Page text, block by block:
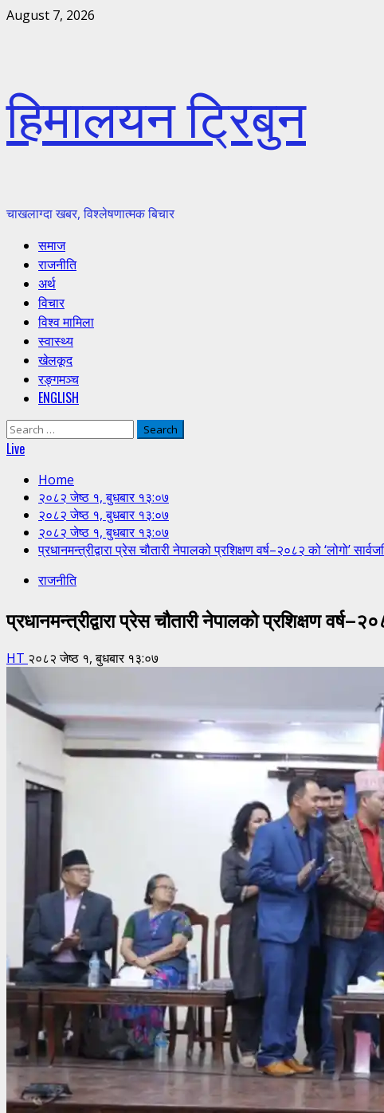
Skip
August 7, 2026
हिमालयन ट्रिबुन
चाखलाग्दा खबर, विश्लेषणात्मक बिचार
Primary
Menu
समाज
राजनीति
अर्थ
विचार
विश्व मामिला
स्वास्थ्य
खेलकूद
रङ्गमञ्च
ENGLISH
Search
for:
Live
Home
२०८२ जेष्ठ १, बुधबार १३:०७
२०८२ जेष्ठ १, बुधबार १३:०७
२०८२ जेष्ठ १, बुधबार १३:०७
प्रधानमन्त्रीद्वारा प्रेस चौतारी नेपालको प्रशिक्षण वर्ष–२०८२ को ‘लोगो’
राजनीति
प्रधानमन्त्रीद्वारा प्रेस चौतारी नेपालको प्रशिक्षण
HT २०८२ जेष्ठ १, बुधबार १३:०७